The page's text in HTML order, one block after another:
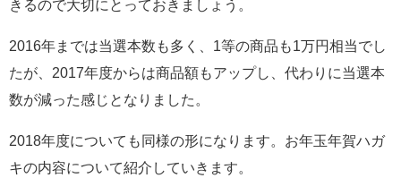
きるので大切にとっておきましょう。
2016年までは当選本数も多く、1等の商品も1万円相当でし
たが、2017年度からは商品額もアップし、代わりに当選本
数が減った感じとなりました。
2018年度についても同様の形になります。お年玉年賀ハガ
キの内容について紹介していきます。